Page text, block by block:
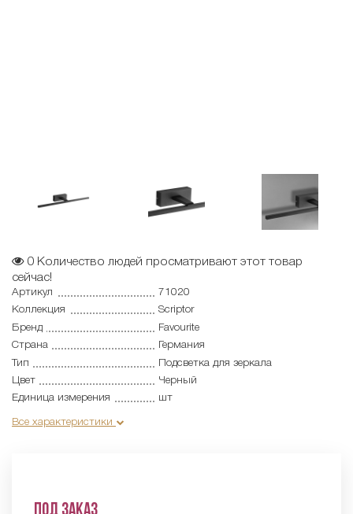
0 Количество людей просматривают этот товар
сейчас!
Артикул
71020
Коллекция
Scriptor
Бренд
Favourite
Страна
Германия
Тип
Подсветка для зеркала
Цвет
Черный
Единица измерения
шт
Все характеристики